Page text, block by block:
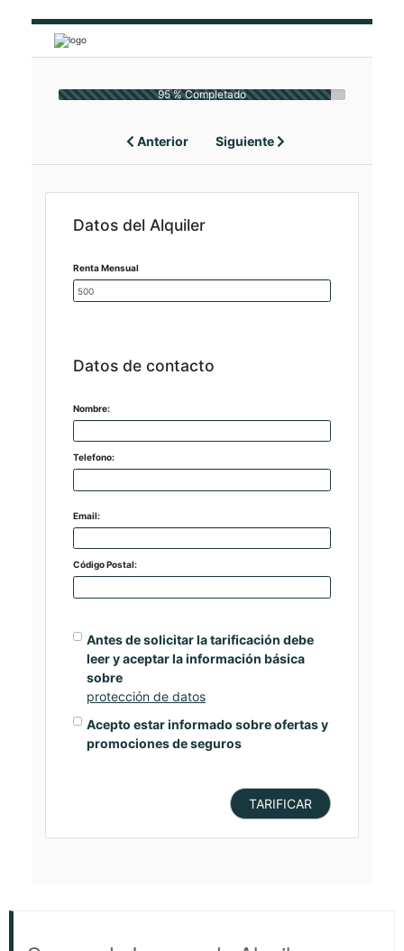
Anterior
95 % Completado
Siguiente
Datos del Alquiler
Renta Mensual
Datos de contacto
Nombre:
Telefono:
Email:
Código Postal:
Antes de solicitar la tarificación debe
leer y aceptar la información básica
sobre
protección de datos
Acepto estar informado sobre ofertas y
promociones de seguros
TARIFICAR